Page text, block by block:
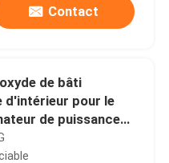
Contact
de bâti
d'intérieur pour le
de puissance
type sec